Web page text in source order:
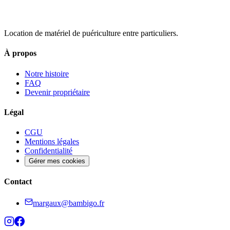
Location de matériel de puériculture entre particuliers.
À propos
Notre histoire
FAQ
Devenir propriétaire
Légal
CGU
Mentions légales
Confidentialité
Gérer mes cookies
Contact
margaux@bambigo.fr